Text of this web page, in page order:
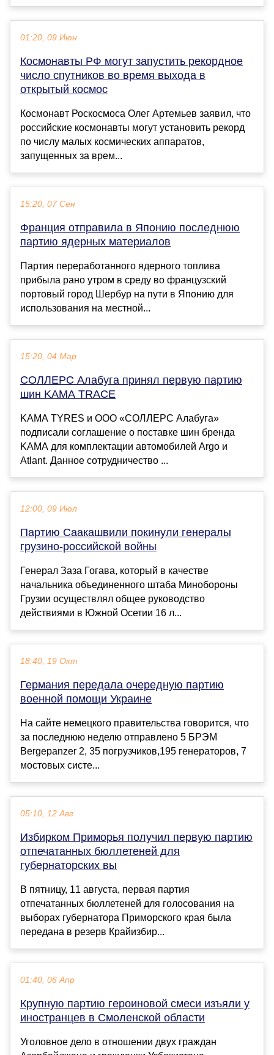
01:20, 09 Июн
Космонавты РФ могут запустить рекордное
число спутников во время выхода в
открытый космос
Космонавт Роскосмоса Олег Артемьев заявил, что
российские космонавты могут установить рекорд
по числу малых космических аппаратов,
запущенных за врем...
15:20, 07 Сен
Франция отправила в Японию последнюю
партию ядерных материалов
Партия переработанного ядерного топлива
прибыла рано утром в среду во французский
портовый город Шербур на пути в Японию для
использования на местной...
15:20, 04 Мар
СОЛЛЕРС Алабуга принял первую партию
шин KAMA TRACE
KAMA TYRES и ООО «СОЛЛЕРС Алабуга»
подписали соглашение о поставке шин бренда
KАМА для комплектации автомобилей Argo и
Atlant. Данное сотрудничество ...
12:00, 09 Июл
Партию Саакашвили покинули генералы
грузино-российской войны
Генерал Заза Гогава, который в качестве
начальника объединенного штаба Минобороны
Грузии осуществлял общее руководство
действиями в Южной Осетии 16 л...
18:40, 19 Окт
Германия передала очередную партию
военной помощи Украине
На сайте немецкого правительства говорится, что
за последнюю неделю отправлено 5 БРЭМ
Bergepanzer 2, 35 погрузчиков,195 генераторов, 7
мостовых систе...
05:10, 12 Авг
Избирком Приморья получил первую партию
отпечатанных бюллетеней для
губернаторских вы
В пятницу, 11 августа, первая партия
отпечатанных бюллетеней для голосования на
выборах губернатора Приморского края была
передана в резерв Крайизбир...
01:40, 06 Апр
Крупную партию героиновой смеси изъяли у
иностранцев в Смоленской области
Уголовное дело в отношении двух граждан